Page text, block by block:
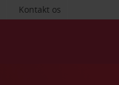
Kontakt os